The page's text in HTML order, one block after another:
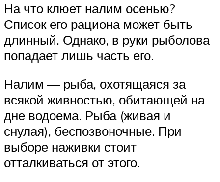
На что клюет налим осенью?
Список его рациона может быть
длинный. Однако, в руки рыболова
попадает лишь часть его.
Налим — рыба, охотящаяся за
всякой живностью, обитающей на
дне водоема. Рыба (живая и
снулая), беспозвоночные. При
выборе наживки стоит
отталкиваться от этого.